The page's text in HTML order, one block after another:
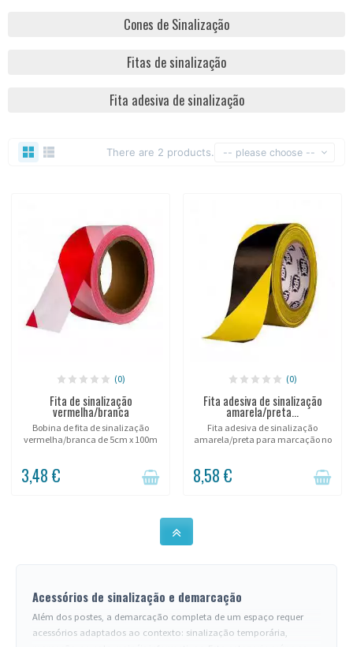
Cones de Sinalização
Fitas de sinalização
Fita adesiva de sinalização
There are 2 products. -- please choose --
(0)
Fita de sinalização
vermelha/branca
Bobina de fita de sinalização
vermelha/branca de 5cm x 100m
3,48 €
(0)
Fita adesiva de sinalização
amarela/preta...
Fita adesiva de sinalização
amarela/preta para marcação no
8,58 €
Acessórios de sinalização e demarcação
Além dos postes, a demarcação completa de um espaço requer
acessórios adaptados ao contexto: sinalização temporária,